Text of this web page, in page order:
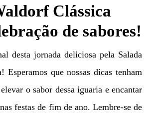
Clássica
de sabores!
desta jornada deliciosa pela Salada
Esperamos que nossas dicas tenham
o sabor dessa iguaria e encantar
festas de fim de ano. Lembre-se de